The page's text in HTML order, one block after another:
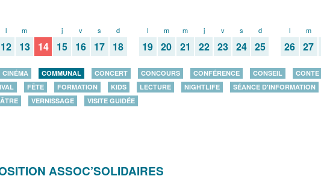
l
12
m
13 14
j
15
v
16
s
17
d
18
l
19
m
20
m
21
j
22
v
23
s
24
d
25
l
26
m
27
CINÉMA COMMUNAL CONCERT CONCOURS CONFÉRENCE CONSEIL CONTE
FÊTE FORMATION KIDS LECTURE NIGHTLIFE SÉANCE D'INFORMATION
VERNISSAGE VISITE GUIDÉE
ASSOC’SOLIDAIRES